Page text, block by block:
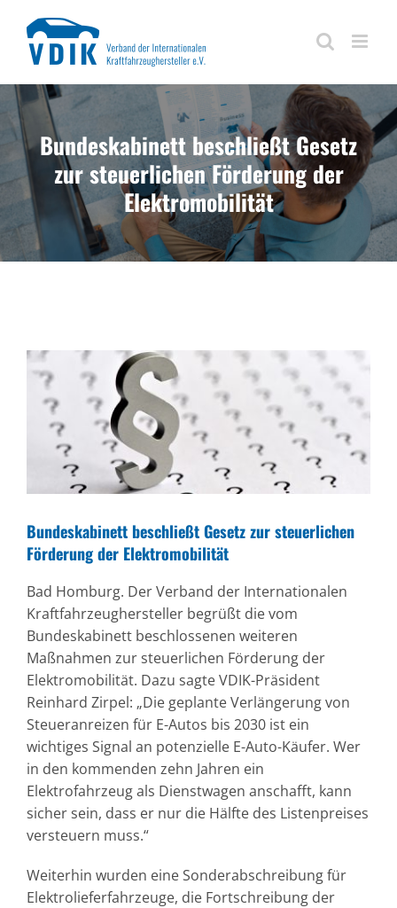
Inhalt
springen
Bundeskabinett beschließt Gesetz
zur steuerlichen Förderung der
Elektromobilität
Zeige
grösseres
Bild
Bundeskabinett beschließt Gesetz zur steuerlichen
Förderung der Elektromobilität
Bad Homburg. Der Verband der Internationalen
Kraftfahrzeughersteller begrüßt die vom
Bundeskabinett beschlossenen weiteren
Maßnahmen zur steuerlichen Förderung der
Elektromobilität. Dazu sagte VDIK-Präsident
Reinhard Zirpel: „Die geplante Verlängerung von
Steueranreizen für E-Autos bis 2030 ist ein
wichtiges Signal an potenzielle E-Auto-Käufer. Wer
in den kommenden zehn Jahren ein
Elektrofahrzeug als Dienstwagen anschafft, kann
sicher sein, dass er nur die Hälfte des Listenpreises
versteuern muss.“
Weiterhin wurden eine Sonderabschreibung für
Elektrolieferfahrzeuge, die Fortschreibung der